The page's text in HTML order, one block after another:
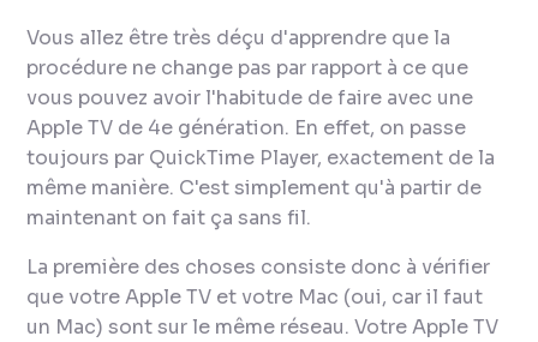
Vous allez être très déçu d'apprendre que la
procédure ne change pas par rapport à ce que
vous pouvez avoir l'habitude de faire avec une
Apple TV de 4e génération. En effet, on passe
toujours par QuickTime Player, exactement de la
même manière. C'est simplement qu'à partir de
maintenant on fait ça sans fil.
La première des choses consiste donc à vérifier
que votre Apple TV et votre Mac (oui, car il faut
un Mac) sont sur le même réseau. Votre Apple TV